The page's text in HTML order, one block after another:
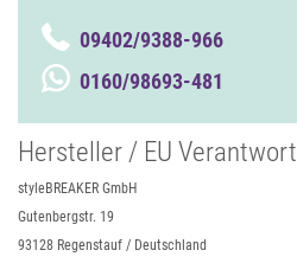
09402/9388-966
0160/98693-481
Hersteller / EU
styleBREAKER GmbH
Gutenbergstr. 19
93128 Regenstauf / Deutschland